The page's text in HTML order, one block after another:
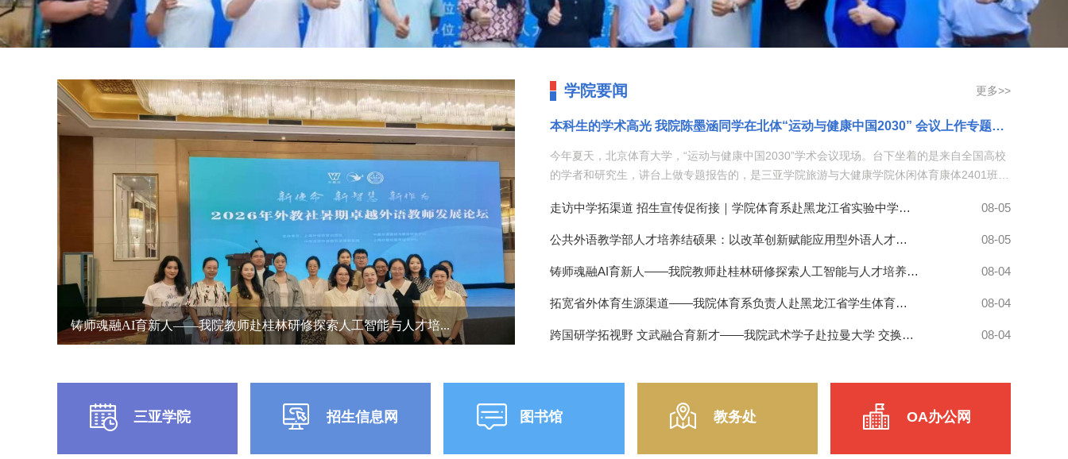
铸师魂融AI育新人——我院教师赴桂林研修探索人工智能与人才培...
学院要闻 更多>>
本科生的学术高光 我院陈墨涵同学在北体“运动与健康中国2030” 会议上作专题报告
今年夏天，北京体育大学，“运动与健康中国2030”学术会议现场。台下坐着的是来自全国高校
的学者和研究生，讲台上做专题报告的，是三亚学院旅游与大健康学院休闲体育康体2401班的
俗点来说就是运动怎么搭配益生菌，才能让人减脂的同时尽量不掉肌肉。这个话题，正好踩在
了运动科学、营养学和微生物学的交叉点上。一个本科生，凭什么能站上这个台？选题踩中了
从一个很现实的问题出发。现在减肥的人很多，但不少人遇到同一个困境，就是光运动，有人
果运动的同时，配合补充特定益生菌呢？通过梳理大量文献，他发现益生菌可以帮助修复肠道
黏膜屏障，减少体内慢性炎症，提高身体对运动负荷的耐受能力。同时，运动产生的代谢物可
走访中学拓渠道 招生宣传促衔接｜学院体育系赴黑龙江省实验中学国际部开展专业宣传走访交流 08-05
公共外语教学部人才培养结硕果：以改革创新赋能应用型外语人才成长 08-05
铸师魂融AI育新人——我院教师赴桂林研修探索人工智能与人才培养深度融合 08-04
拓宽省外体育生源渠道——我院体育系负责人赴黑龙江省学生体育协会开展招生宣传走访交流 08-04
跨国研学拓视野 文武融合育新才——我院武术学子赴拉曼大学 交换生项目学习纪实 08-04
三亚学院 招生信息网 图书馆 教务处 OA办公网